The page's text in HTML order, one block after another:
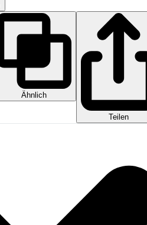
Ähnlich
Teilen